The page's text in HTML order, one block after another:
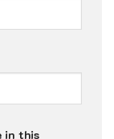
in this